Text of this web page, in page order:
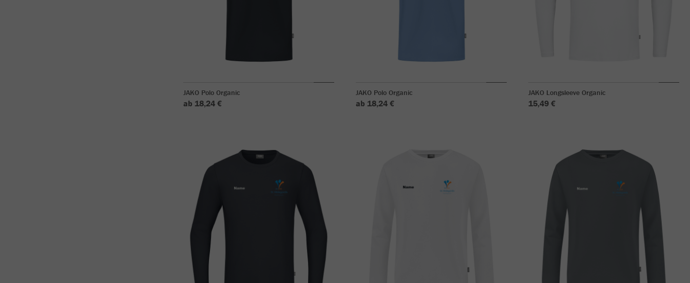
JAKO Polo Organic
ab 18,24 €
JAKO Polo Organic
ab 18,24 €
JAKO Longsleeve Organic
15,49 €